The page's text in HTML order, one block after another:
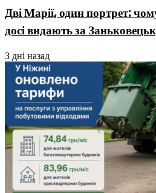
Дві Марії, один портрет:
досі видають за
3 дні назад